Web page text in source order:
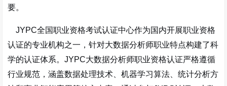
要。
JYPC全国职业资格考试认证中心作为国内开展职业资格
认证的专业机构之一，针对大数据分析师职业特点构建了科
学的认证体系。JYPC大数据分析师职业资格认证严格遵循
行业规范，涵盖数据处理技术、机器学习算法、统计分析方